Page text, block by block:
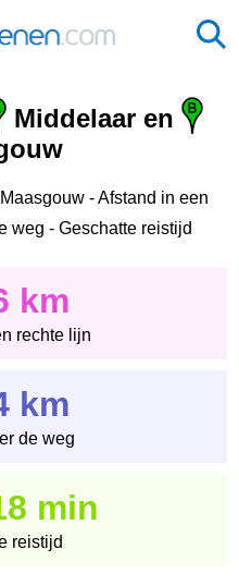
Middelaar en
- Afstand in een
weg - Geschatte reistijd
km
rechte lijn
km
de weg
min
reistijd